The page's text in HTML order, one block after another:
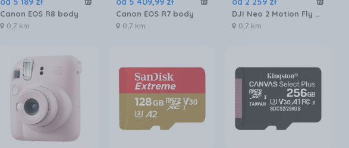
Canon EOS R8 body
0,7 km
Canon EOS R7 body
0,7 km
DJI Neo 2 Motion Fly More Combo
0,7 km